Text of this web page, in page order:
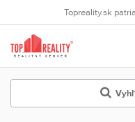
Topreality.sk